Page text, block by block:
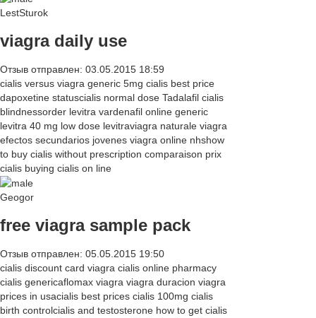
LestSturok
viagra daily use
Отзыв отправлен: 03.05.2015 18:59
cialis versus viagra generic 5mg cialis best price
dapoxetine statuscialis normal dose Tadalafil cialis
blindnessorder levitra vardenafil online generic
levitra 40 mg low dose levitraviagra naturale viagra
efectos secundarios jovenes viagra online nhshow
to buy cialis without prescription comparaison prix
cialis buying cialis on line
Geogor
free viagra sample pack
Отзыв отправлен: 05.05.2015 19:50
cialis discount card viagra cialis online pharmacy
cialis genericaflomax viagra viagra duracion viagra
prices in usacialis best prices cialis 100mg cialis
birth controlcialis and testosterone how to get cialis